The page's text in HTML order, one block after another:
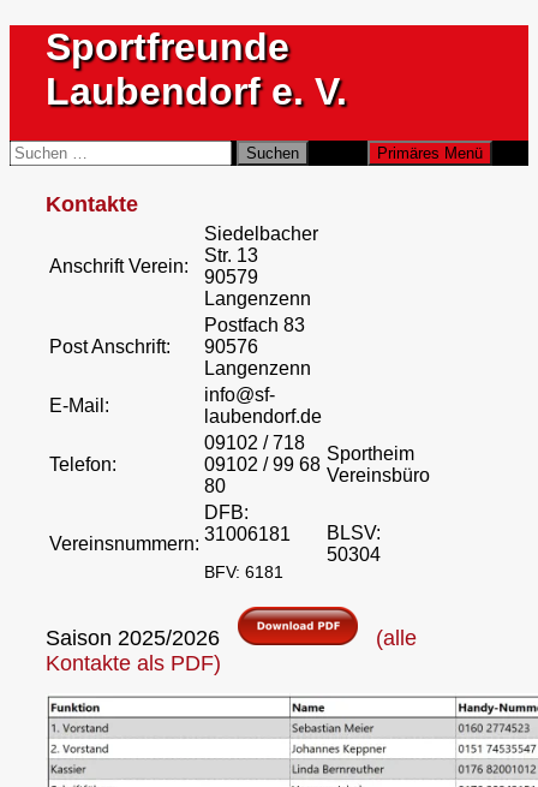
Inhalt
springen
Sportfreunde
Laubendorf e. V.
Suchen Primäres Menü
Suchen
nach:
Kontakte
Anschrift Verein:
Siedelbacher
Str. 13
90579
Langenzenn
Post Anschrift:
Postfach 83
90576
Langenzenn
E-Mail:
info@sf-
laubendorf.de
Telefon:
09102 / 718
09102 / 99 68
80
Sportheim
Vereinsbüro
Vereinsnummern:
DFB:
31006181
BFV: 6181
BLSV:
50304
Saison 2025/2026
(alle
Kontakte als PDF)